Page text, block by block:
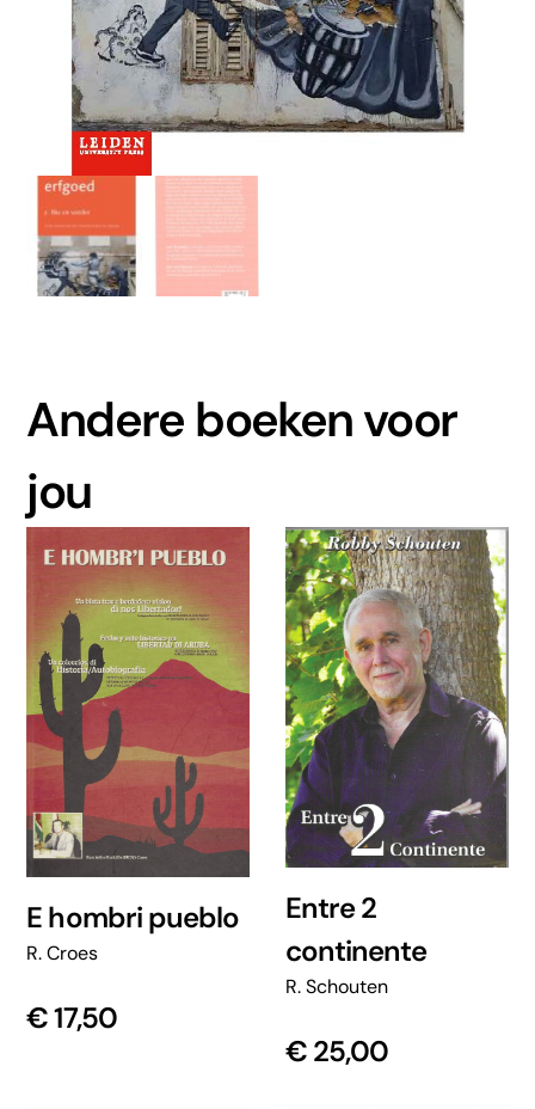
Andere boeken voor
jou
E hombri pueblo
R. Croes
€17,50
Entre 2
continente
R. Schouten
€25,00